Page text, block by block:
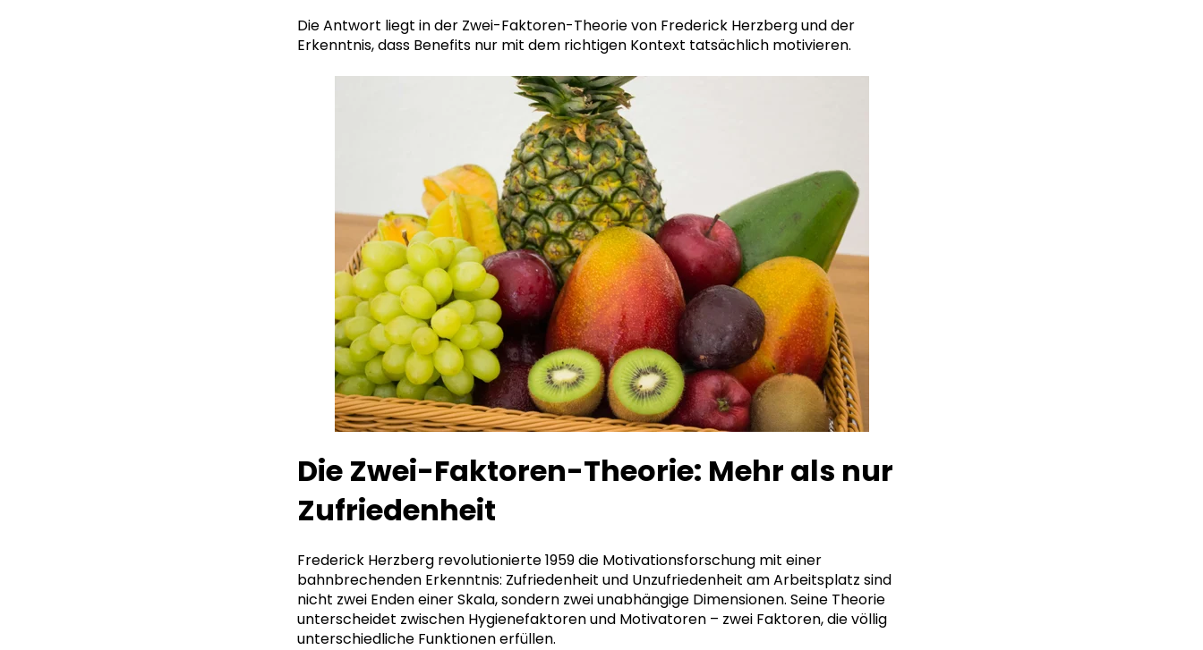
Die Antwort liegt in der Zwei-Faktoren-Theorie von Frederick Herzberg und der
Erkenntnis, dass Benefits nur mit dem richtigen Kontext tatsächlich motivieren.
Die Zwei-Faktoren-Theorie: Mehr als nur
Zufriedenheit
Frederick Herzberg revolutionierte 1959 die Motivationsforschung mit einer
bahnbrechenden Erkenntnis: Zufriedenheit und Unzufriedenheit am Arbeitsplatz sind
nicht zwei Enden einer Skala, sondern zwei unabhängige Dimensionen. Seine Theorie
unterscheidet zwischen Hygienefaktoren und Motivatoren – zwei Faktoren, die völlig
unterschiedliche Funktionen erfüllen.